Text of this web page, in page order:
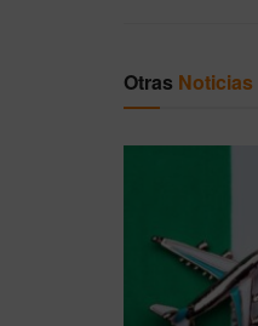
Otras Noticias